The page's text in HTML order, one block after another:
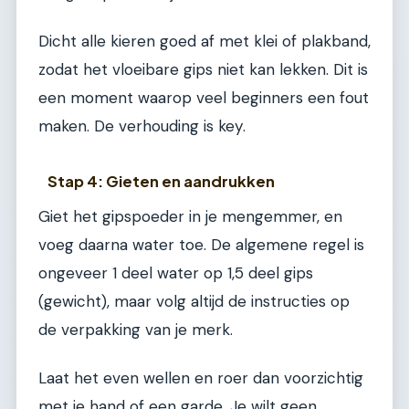
Dicht alle kieren goed af met klei of plakband,
zodat het vloeibare gips niet kan lekken. Dit is
een moment waarop veel beginners een fout
maken. De verhouding is key.
Stap 4: Gieten en aandrukken
Giet het gipspoeder in je mengemmer, en
voeg daarna water toe. De algemene regel is
ongeveer 1 deel water op 1,5 deel gips
(gewicht), maar volg altijd de instructies op
de verpakking van je merk.
Laat het even wellen en roer dan voorzichtig